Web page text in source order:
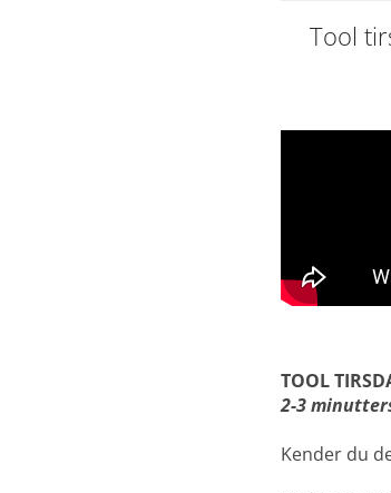
Tool
TOOL
2-3
Kender du